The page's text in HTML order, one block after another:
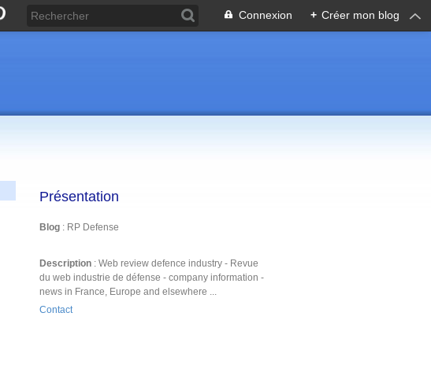
Connexion + Créer mon blog
Présentation
Blog : RP Defense
Description : Web review defence industry - Revue
du web industrie de défense - company information -
news in France, Europe and elsewhere ...
Contact